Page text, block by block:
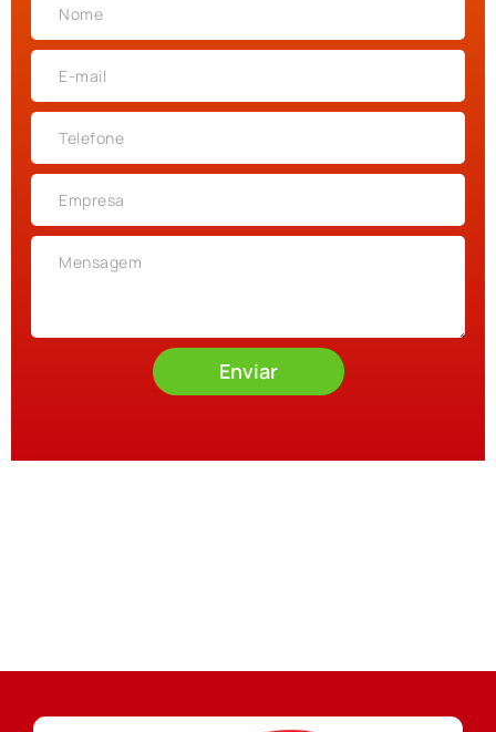
Enviar